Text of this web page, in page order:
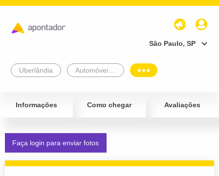
São Paulo, SP
Uberlândia
Informações Como chegar Avaliações
Faça login para enviar fotos